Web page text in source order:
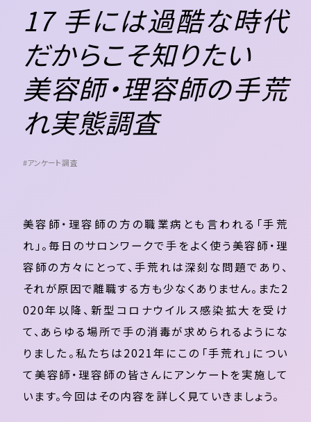
17 手には過酷な時代
だからこそ知りたい
美容師・理容師の手荒
れ実態調査
#アンケート調査
美容師・理容師の方の職業病とも言われる「手荒
れ」。毎日のサロンワークで手をよく使う美容師・理
容師の方々にとって、手荒れは深刻な問題であり、
それが原因で離職する方も少なくありません。また2
020年以降、新型コロナウイルス感染拡大を受け
て、あらゆる場所で手の消毒が求められるようにな
りました。私たちは2021年にこの「手荒れ」につい
て美容師・理容師の皆さんにアンケートを実施して
います。今回はその内容を詳しく見ていきましょう。